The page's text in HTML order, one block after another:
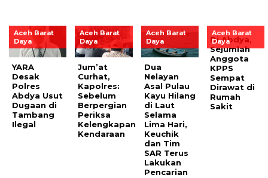
Aceh Barat
Daya
YARA
Desak
Polres
Abdya Usut
Dugaan di
Tambang
Ilegal
Aceh Barat
Daya
Jum’at
Curhat,
Kapolres:
Sebelum
Berpergian
Periksa
Kelengkapan
Kendaraan
Aceh Barat
Daya
Dua
Nelayan
Asal Pulau
Kayu Hilang
di Laut
Selama
Lima Hari,
Keuchik
dan Tim
SAR Terus
Lakukan
Pencarian
Aceh Barat
Daya
Di Abdya,
Sejumlah
Anggota
KPPS
Sempat
Dirawat di
Rumah
Sakit